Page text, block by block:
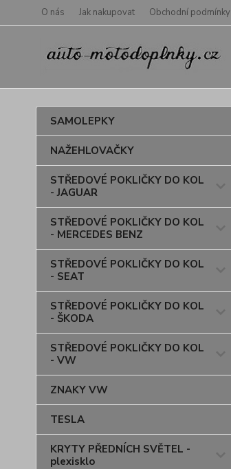
O nás Jak nakupovat Obchodní podmínky
SAMOLEPKY
NAŽEHLOVAČKY
STŘEDOVÉ POKLIČKY DO KOL
- JAGUAR
STŘEDOVÉ POKLIČKY DO KOL
- MERCEDES BENZ
STŘEDOVÉ POKLIČKY DO KOL
- SEAT
STŘEDOVÉ POKLIČKY DO KOL
- ŠKODA
STŘEDOVÉ POKLIČKY DO KOL
- VW
ZNAKY VW
TESLA
KRYTY PŘEDNÍCH SVĚTEL -
plexisklo